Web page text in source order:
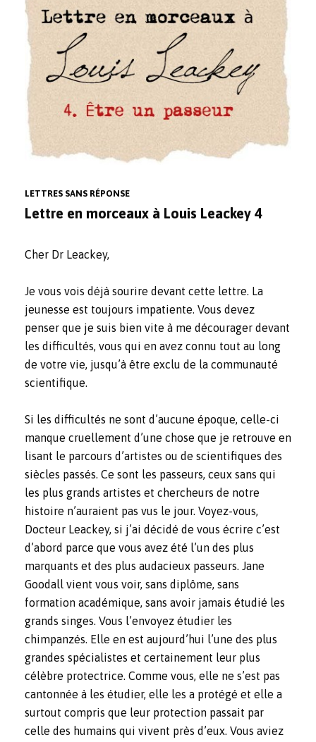
LETTRES SANS RÉPONSE
Lettre en morceaux à Louis Leackey 4
Cher Dr Leackey,
Je vous vois déjà sourire devant cette lettre. La
jeunesse est toujours impatiente. Vous devez
penser que je suis bien vite à me décourager devant
les difficultés, vous qui en avez connu tout au long
de votre vie, jusqu’à être exclu de la communauté
scientifique.
Si les difficultés ne sont d’aucune époque, celle-ci
manque cruellement d’une chose que je retrouve en
lisant le parcours d’artistes ou de scientifiques des
siècles passés. Ce sont les passeurs, ceux sans qui
les plus grands artistes et chercheurs de notre
histoire n’auraient pas vus le jour. Voyez-vous,
Docteur Leackey, si j’ai décidé de vous écrire c’est
d’abord parce que vous avez été l’un des plus
marquants et des plus audacieux passeurs. Jane
Goodall vient vous voir, sans diplôme, sans
formation académique, sans avoir jamais étudié les
grands singes. Vous l’envoyez étudier les
chimpanzés. Elle en est aujourd’hui l’une des plus
grandes spécialistes et certainement leur plus
célèbre protectrice. Comme vous, elle ne s’est pas
cantonnée à les étudier, elle les a protégé et elle a
surtout compris que leur protection passait par
celle des humains qui vivent près d’eux. Vous aviez